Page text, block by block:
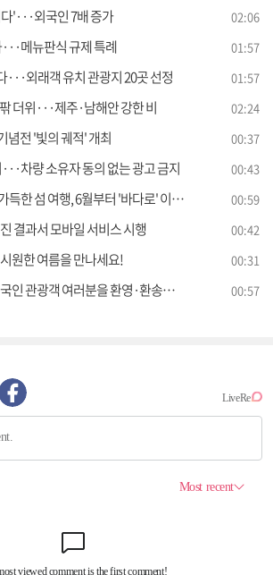
'···외국인 7배 증가 02:06
메뉴판식 규제 특례 01:57
외래객 유치 관광지 20곳 선정 01:57
더위···제주·남해안 강한 비 02:24
념전 '빛의 궤적' 개최 00:37
차량 소유자 동의 없는 광고 금지 00:43
여행, 6월부터 '바다로' 이용권 판매 시작 00:59
결과서 모바일 서비스 시행 00:42
원한 여름을 만나세요! 00:31
관광객 여러분을 환영·환송합니다 00:57